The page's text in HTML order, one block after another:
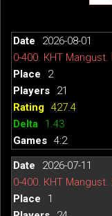
2026-08-01
0-400. КНТ Mangust.
2
21
427.4
1.43
4:2
2026-07-11
0-400. КНТ Mangust.
1